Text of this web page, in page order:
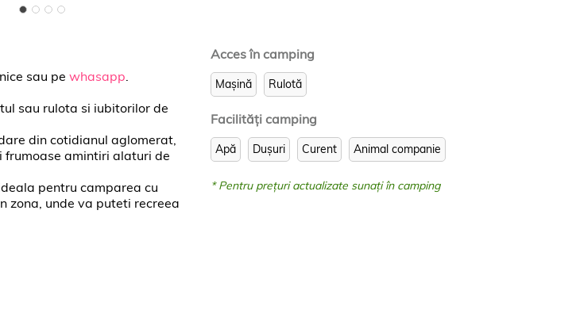
sau pewhasapp.
sau rulota si iubitorilor de
din cotidianul aglomerat,
frumoase amintiri alaturi de
pentru camparea cu
zona, unde va puteti recreea
Acces în camping
Mașină Rulotă
Facilităţi camping
Apă Dușuri Curent Animal companie
* Pentru prețuri actualizate sunați în camping